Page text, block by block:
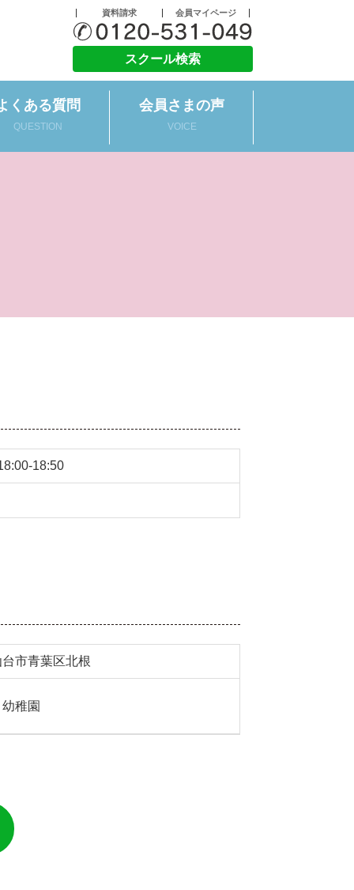
資料請求 会員マイページ
スクール検索
くある質問
QUESTION
会員さまの声
VOICE
18:50
市青葉区北根
稚園